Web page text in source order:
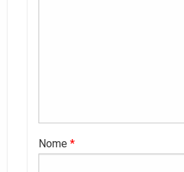
Nome *